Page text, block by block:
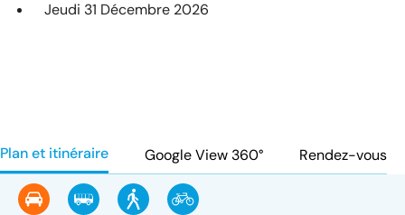
Jeudi 31 Décembre 2026
Plan et itinéraire Google View 360° Rendez-vous